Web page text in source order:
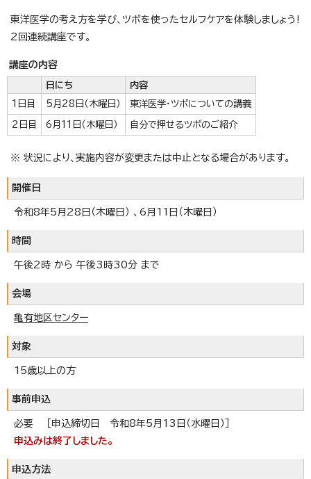
東洋医学の考え方を学び、ツボを使ったセルフケアを体験しましょう!
2回連続講座です。
講座の内容
日にち
内容
1日目
5月28日（木曜日） 東洋医学・ツボについての講義
2日目 6月11日（木曜日） 自分で押せるツボのご紹介
※ 状況により、実施内容が変更または中止となる場合があります。
開催日
令和8年5月28日（木曜日） 、6月11日（木曜日）
時間
午後2時 から 午後3時30分 まで
会場
亀有地区センター
対象
15歳以上の方
事前申込
必要 ［申込締切日 令和8年5月13日（水曜日）］
申込みは終了しました。
申込方法